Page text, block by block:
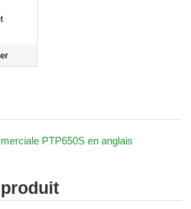
PTP650S en anglais